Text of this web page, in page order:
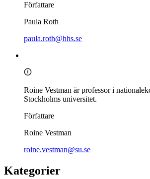
Författare
Paula Roth
paula.roth@hhs.se
Roine Vestman är professor i
Stockholms universitet.
Författare
Roine Vestman
roine.vestman@su.se
Kategorier